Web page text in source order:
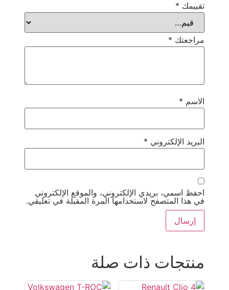
تقييمك *
مراجعتك *
الاسم *
البريد الإلكتروني *
احفظ اسمي، بريدي الإلكتروني، والموقع الإلكتروني
في هذا المتصفح لاستخدامها المرة المقبلة في تعليقي.
منتجات ذات صلة